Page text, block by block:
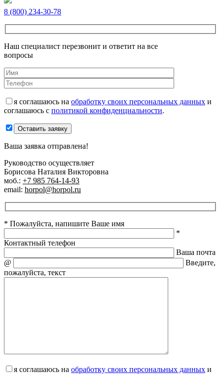
8 (800) 234-30-78
Наш специалист перезвонит и ответит на все
вопросы
я соглашаюсь на обработку своих персональных данных и
соглашаюсь с политикой конфиденциальности.
Оставить заявку
Ваша заявка отправлена!
Руководство осуществляет
Борисова Наталия Викторовна
моб.: +7 985 764-14-93
email: horpol@horpol.ru
* Пожалуйста, напишите Ваше имя
*
Контактный телефон
Ваша почта
@
Введите,
пожалуйста, текст
я соглашаюсь на обработку своих персональных данных и